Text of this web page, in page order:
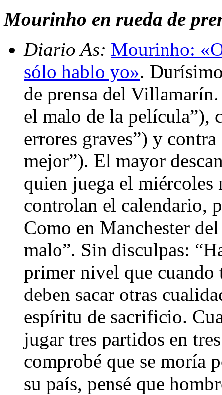
Mourinho en rueda de
Diario As: Mourinho:
sólo hablo yo».
de prensa del
el malo de la película”),
errores graves”) y
mejor”). El mayor
quien juega el miércoles
controlan el calendario,
Como en Manchester
malo”. Sin disculpas:
primer nivel que cuando
deben sacar otras
espíritu de sacrificio.
jugar tres partidos en
comprobé que se moría
su país, pensé que